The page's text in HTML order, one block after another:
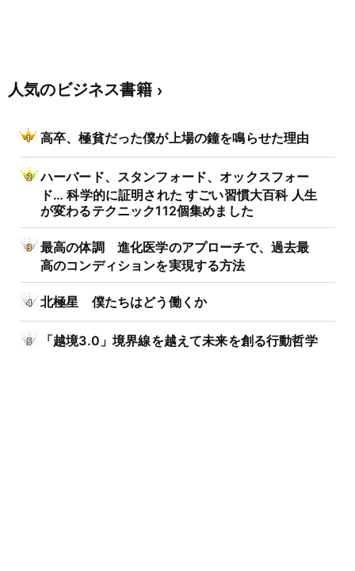
人気のビジネス書籍
高卒、極貧だった僕が上場の鐘を鳴らせた理由
ハーバード、スタンフォード、オックスフォー
ド… 科学的に証明された すごい習慣大百科 人生
が変わるテクニック112個集めました
最高の体調 進化医学のアプローチで、過去最
高のコンディションを実現する方法
北極星 僕たちはどう働くか
「越境3.0」境界線を越えて未来を創る行動哲学